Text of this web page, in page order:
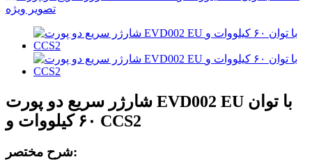
شارژر سریع دو پورت EVD002 EU با توان
۶۰ کیلووات و CCS2
شرح مختصر: